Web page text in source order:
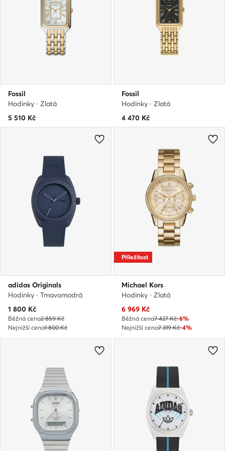
Fossil
Hodinky · Zlatá
5 510 Kč
Fossil
Hodinky · Zlatá
4 470 Kč
adidas Originals
Hodinky · Tmavomodrá
Aktuální cena
1 800 Kč
Běžná cena2 859 Kč
Nejnižší cena1 800 Kč
Příležitost
Michael Kors
Hodinky · Zlatá
Aktuální cena
6 969 Kč
Běžná cena7 427 Kč-6%
Nejnižší cena7 319 Kč-4%